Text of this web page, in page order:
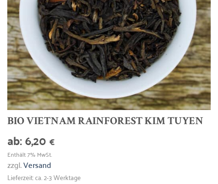
BIO VIETNAM RAINFOREST KIM TUYEN
ab:6,20 €
Enthält 7% MwSt.
zzgl.Versand
Lieferzeit: ca. 2-3 Werktage